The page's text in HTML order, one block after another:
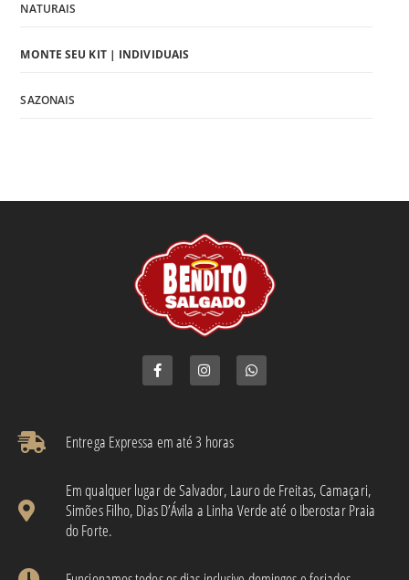
NATURAIS
MONTE SEU KIT | INDIVIDUAIS
SAZONAIS
Entrega Expressa em até 3 horas​
Em qualquer lugar de Salvador, Lauro de Freitas, Camaçari,
Simões Filho, Dias D’Ávila a Linha Verde até o Iberostar Praia
do Forte.